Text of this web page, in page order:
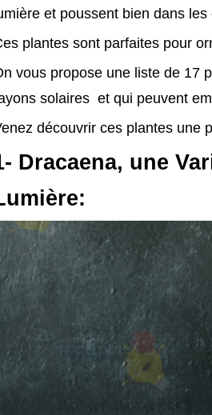
et poussent bien dans les
plantes sont parfaites pour
vous propose une liste de 17
solaires et qui peuvent
découvrir ces plantes une
Dracaena, une